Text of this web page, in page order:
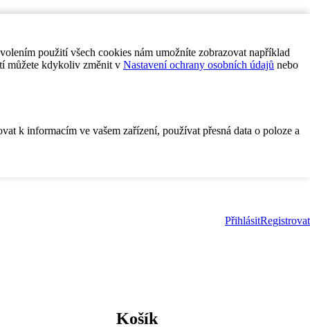
použití všech cookies nám umožníte zobrazovat například
můžete kdykoliv změnit v Nastavení ochrany osobních údajů nebo
k informacím ve vašem zařízení, používat přesná data o poloze a
PřihlásitRegistrovat
Košík